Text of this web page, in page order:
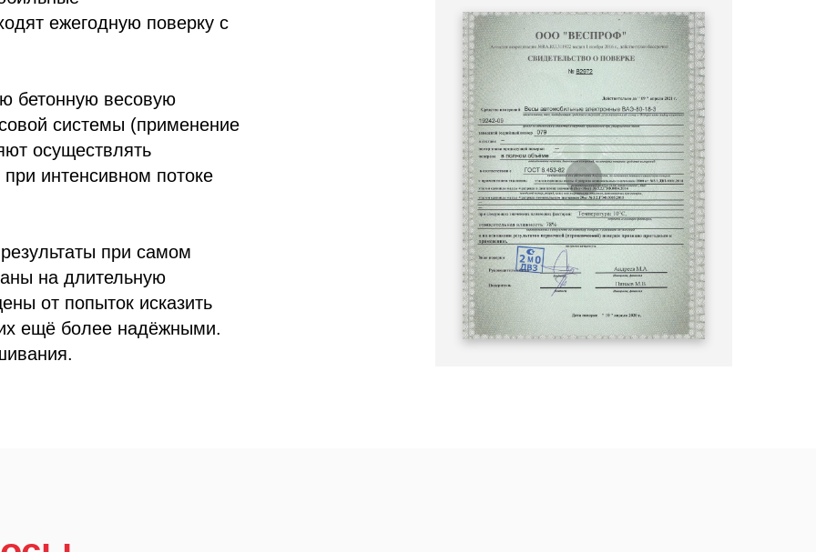
ежегодную поверку с
бетонную весовую
системы (применение
осуществлять
интенсивном потоке
при самом
на длительную
от попыток исказить
ещё более надёжными.